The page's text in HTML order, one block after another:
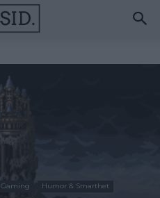
Gaming Humor & Smarthet